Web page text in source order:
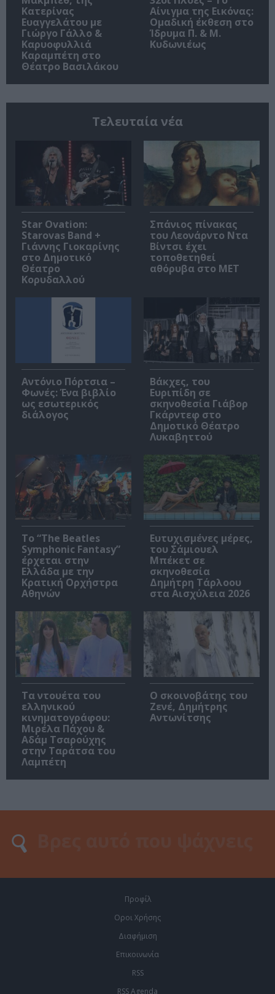
Κατερίνας
Ευαγγελάτου με
Γιώργο Γάλλο &
Καρυοφυλλιά
Καραμπέτη στο
Θέατρο Βασιλάκου
Αίνιγμα της Εικόνας:
Ομαδική έκθεση στο
Ίδρυμα Π. & Μ.
Κυδωνιέως
Τελευταία νέα
Star Ovation:
Starovas Band +
Γιάννης Γιοκαρίνης
στο Δημοτικό
Θέατρο
Κορυδαλλού
Σπάνιος πίνακας
του Λεονάρντο Ντα
Βίντσι έχει
τοποθετηθεί
αθόρυβα στο MET
Αντόνιο Πόρτσια –
Φωνές: Ένα βιβλίο
ως εσωτερικός
διάλογος
Βάκχες, του
Ευριπίδη σε
σκηνοθεσία Γιάβορ
Γκάρντεφ στο
Δημοτικό Θέατρο
Λυκαβηττού
Το “The Beatles
Symphonic Fantasy”
έρχεται στην
Ελλάδα με την
Κρατική Ορχήστρα
Αθηνών
Ευτυχισμένες μέρες,
του Σάμιουελ
Μπέκετ σε
σκηνοθεσία
Δημήτρη Τάρλοου
στα Αισχύλεια 2026
Τα ντουέτα του
ελληνικού
κινηματογράφου:
Μιρέλα Πάχου &
Αδάμ Τσαρούχης
στην Ταράτσα του
Λαμπέτη
Ο σκοινοβάτης του
Ζενέ, Δημήτρης
Αντωνίτσης
Προφίλ
Οροι Χρήσης
Διαφήμιση
Επικοινωνία
RSS
RSS Agenda